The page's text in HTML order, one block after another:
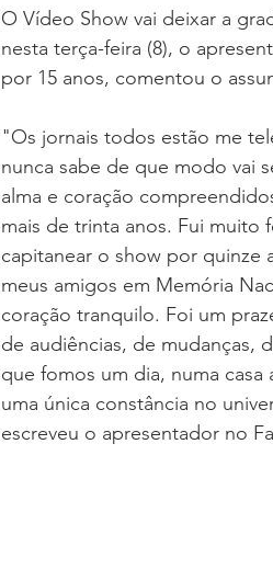
O Vídeo Show vai deixar a
nesta terça-feira (8), o
por 15 anos, comentou o
"Os jornais todos estão me
nunca sabe de que modo vai
alma e coração
mais de trinta anos. Fui muito
capitanear o show por quinze
meus amigos em Memória
coração tranquilo. Foi um
de audiências, de mudanças,
que fomos um dia, numa
uma única constância no
escreveu o apresentador no